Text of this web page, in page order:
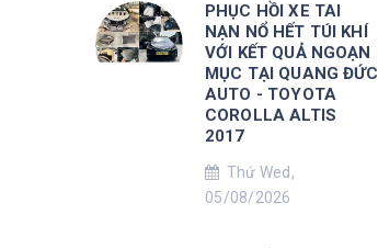
PHỤC HỒI XE TAI
NẠN NỔ HẾT TÚI KHÍ
VỚI KẾT QUẢ NGOẠN
MỤC TẠI QUANG ĐỨC
AUTO - TOYOTA
COROLLA ALTIS
2017
Thứ Wed,
05/08/2026